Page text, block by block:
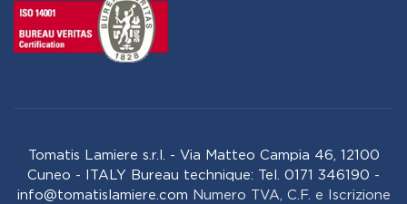
Tomatis Lamiere s.r.l. - Via Matteo Campia 46, 12100
Cuneo - ITALY Bureau technique: Tel. 0171 346190 -
info@tomatislamiere.com Numero TVA, C.F. e Iscrizione